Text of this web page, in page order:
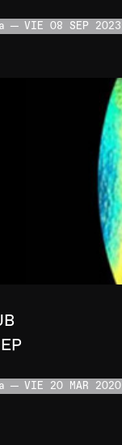
VIE 08 SEP 2023
VIE 20 MAR 2020